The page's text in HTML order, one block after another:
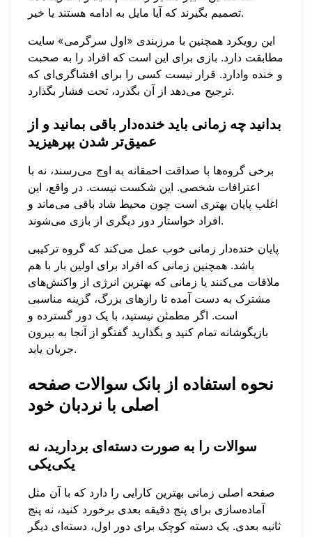
تصمیم بگیرند که آیا مایل به ادامه هستند یا خیر.
این رویکرد همچنین با مرزبندی «اول سرگرمی» سایت
مطابقت دارد. بازی برای این است که افراد را به صحبت
و خنده وادارد. قرار نیست کسی را برای افشاگری‌ای که
ترجیح می‌دهد از آن بگذرد، تحت فشار بگذارد.
بدانید چه زمانی باید خنده‌دار باقی بمانید و از
عمیق‌تر شدن بپرهیزید
برخی گروه‌ها با صداقت احمقانه به اوج می‌رسند، نه با
اعترافات شخصی. این شکست نیست. در واقع، این
اغلب پایان بهتری است چون محیط شاد باقی می‌ماند و
افراد خواستار دور دیگری از بازی می‌شوند.
پایان خنده‌دار زمانی خوب عمل می‌کند که گروه ترکیبی
باشد. همچنین زمانی که افراد برای اولین بار با هم
ملاقات می‌کنند یا زمانی که بهترین انرژی از واکنش‌های
مشترک به دست آمده تا رازهای بزرگ، گزینه مناسبی
است. اگر مطمئن نیستید، با یک دور گسترده و
بازیگوشانه تمام کنید و بگذارید گفتگو از آنجا به بیرون
جریان یابد.
نحوه استفاده از بانک سوالات صفحه
اصلی با نردبان خود
سوالات را به صورت دسته‌ای بردارید، نه
یکی‌یکی
صفحه اصلی زمانی بهترین کارایی را دارد که با آن مثل
آماده‌سازی برای پنج دقیقه بعدی برخورد کنید، نه پنج
ثانیه بعدی. یک دسته کوچک برای دور اول، دسته‌ای دیگر